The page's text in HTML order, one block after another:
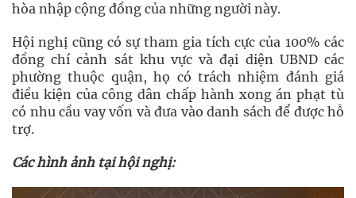
hòa nhập cộng đồng của những người này.
Hội nghị cũng có sự tham gia tích cực của 100% các
đồng chí cảnh sát khu vực và đại diện UBND các
phường thuộc quận, họ có trách nhiệm đánh giá
điều kiện của công dân chấp hành xong án phạt tù
có nhu cầu vay vốn và đưa vào danh sách để được hỗ
trợ.
Các hình ảnh tại hội nghị: